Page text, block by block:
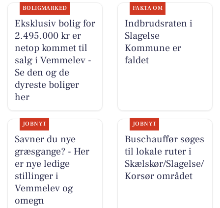
BOLIGMARKED
Eksklusiv bolig for
2.495.000 kr er
netop kommet til
salg i Vemmelev -
Se den og de
dyreste boliger
her
FAKTA OM
Indbrudsraten i
Slagelse
Kommune er
faldet
JOBNYT
Savner du nye
græsgange? - Her
er nye ledige
stillinger i
Vemmelev og
omegn
JOBNYT
Buschauffør søges
til lokale ruter i
Skælskør/Slagelse/
Korsør området